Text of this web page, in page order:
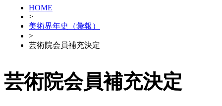
HOME
>
美術界年史（彙報）
>
芸術院会員補充決定
芸術院会員補充決定